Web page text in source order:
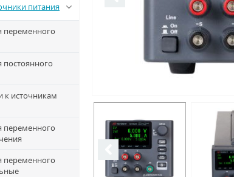
питания
переменного
постоянного
к источникам
переменного
переменного